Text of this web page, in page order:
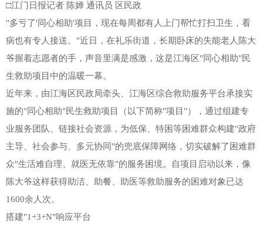
□江门日报记者 陈婵 通讯员 区民政
"多亏了'同心相助'项目，现在每周都有人上门帮忙打扫卫生，看
病也有专人接送。"近日，在礼乐街道，长期卧床的失能老人陈大
爷握着志愿者的手，声音里满是感激，这是江海区"同心相助"民
生救助项目中的温暖一幕。
近年来，由江海区民政局牵头、江海区综合救助服务平台承接实
施的"同心相助"民生救助项目（以下简称"项目"），通过组建专
业服务团队、链接社会资源，为低保、特困等困难群众构建"政府
主导、社会参与、多元协同"的兜底保障网络，切实破解了困难群
众"生活难自理、就医无依靠"的服务困境。自项目启动以来，像
陈大爷这样获得助洁、助餐、助医等救助服务的困难对象已达
1600余人次。
搭建"1+3+N"响应平台